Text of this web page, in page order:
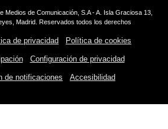
Medios de Comunicación, S.A - A. Isla Graciosa 13,
Madrid. Reservados todos los derechos
de privacidad Política de cookies
Configuración de privacidad
de notificaciones Accesibilidad